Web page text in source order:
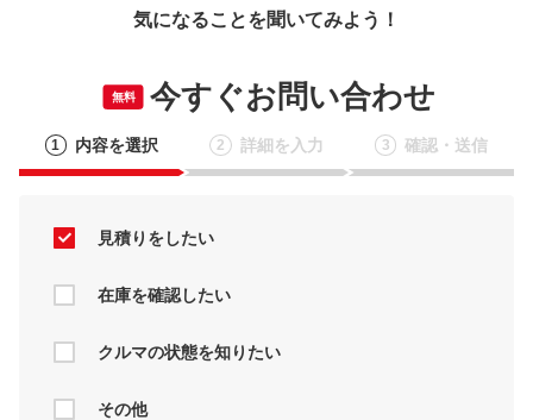
気になることを聞いてみよう！
無料 今すぐお問い合わせ
1 内容を選択 2 詳細を入力 3 確認・送信
見積りをしたい
在庫を確認したい
クルマの状態を知りたい
その他